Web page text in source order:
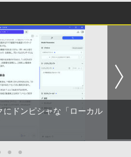
プグレード版】AOKIMI ワイヤ
bluetooth イヤホン V12 小型
ゥースHi-Fi 最大36時間再生 ぶ
コードレス ENCノイズキャン
ペアリング Type-C充電 マイク
チ式音量調整 スポーツ/通勤/通
ワイト)
ミ REDMI Buds 8 Lite ワイヤ
Bluetooth 5.4 ノイズキャンセ
(Stadium ver.)
酸水 ラベルレス 500ml ×24本
トボトル 500ミリリットル (Sm
限定】 伊藤園 磨かれて、澄
の水 2L 8本 ラベルレス [ ケース
]
モノクロ版 39 (ジャンプ
でヤニ吸うふたり 9巻 (デジタル
ガンコミックス)
にドンピシャな「ローカル
● ●